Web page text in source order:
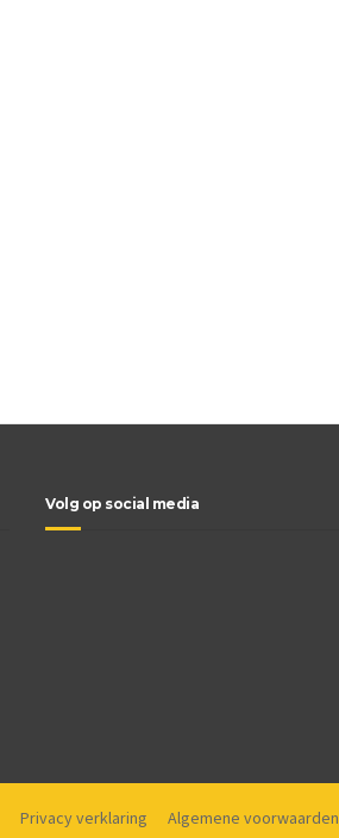
Volg op social media
Privacy verklaring Algemene voorwaarden